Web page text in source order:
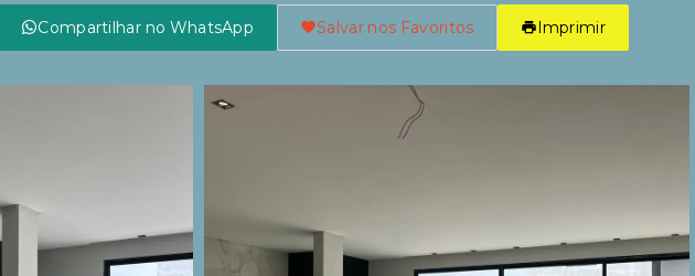
Compartilhar no WhatsApp Salvar nos Favoritos Imprimir